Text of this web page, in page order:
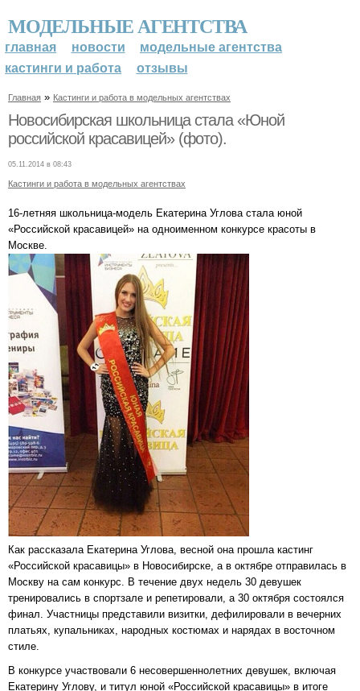
МОДЕЛЬНЫЕ АГЕНТСТВА
главная новости
модельные агентства
кастинги и работа
отзывы
Главная » Кастинги и работа в модельных агентствах
Новосибирская школьница стала «Юной
российской красавицей» (фото).
05.11.2014 в 08:43
Кастинги и работа в модельных агентствах
16-летняя школьница-модель Екатерина Углова стала юной
«Российской красавицей» на одноименном конкурсе красоты в
Москве.
Как рассказала Екатерина Углова, весной она прошла кастинг
«Российской красавицы» в Новосибирске, а в октябре отправилась в
Москву на сам конкурс. В течение двух недель 30 девушек
тренировались в спортзале и репетировали, а 30 октября состоялся
финал. Участницы представили визитки, дефилировали в вечерних
платьях, купальниках, народных костюмах и нарядах в восточном
стиле.
В конкурсе участвовали 6 несовершеннолетних девушек, включая
Екатерину Углову, и титул юной «Российской красавицы» в итоге